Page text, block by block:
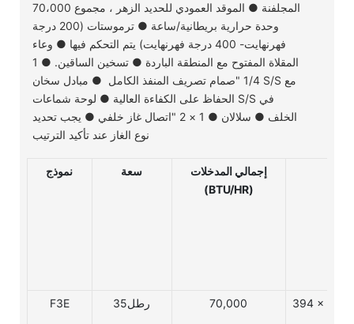
المجلفنة ● الموقد العمودي للحديد الزهر ، مجموع 70،000
وحدة حرارية بريطانية/ساعة ● ترموستات (200 درجة
فهرنهايت- 400 درجة فهرنهايت) يتم التحكم فيها ● وعاء
المقلاة المفتوح مع المنطقة الباردة ● تسخين الساقين. ● 1
1/4 "صمام تصريف المنفذ الكامل ● مبادل سخان S/S مع
الحفاظ على الكفاءة العالية ● لوحة شماعات S/S في
الخلف ● سلالان ● 1 × 2 "اتصال غاز خلفي ● يجب تحديد
نوع الغاز عند تأكيد الترتيب
نموذج سعة
إجمالي المدخلات
(BTU/HR)
F3E رطل35 70,000 مم 15.5 × 30.2 ×